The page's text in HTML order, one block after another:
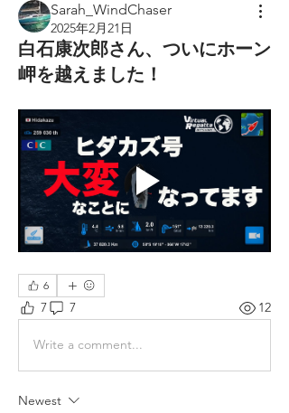
Sarah_WindChaser
2025年2月21日
白石康次郎さん、ついにホーン
岬を越えました！
6
7 7 12
Write a comment...
Newest